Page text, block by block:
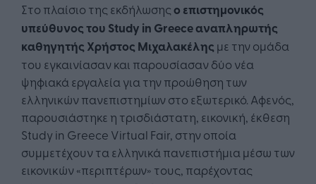
Στο πλαίσιο της εκδήλωσηςο επιστημονικός
υπεύθυνος του Study in Greece αναπληρωτής
καθηγητής Χρήστος Μιχαλακέλης με την ομάδα
του εγκαινίασαν και παρουσίασαν δύο νέα
ψηφιακά εργαλεία για την προώθηση των
ελληνικών πανεπιστημίων στο εξωτερικό. Αφενός,
παρουσιάστηκε η τρισδιάστατη, εικονική, έκθεση
Study in Greece Virtual Fair, στην οποία
συμμετέχουν τα ελληνικά πανεπιστήμια μέσω των
εικονικών «περιπτέρων» τους, παρέχοντας